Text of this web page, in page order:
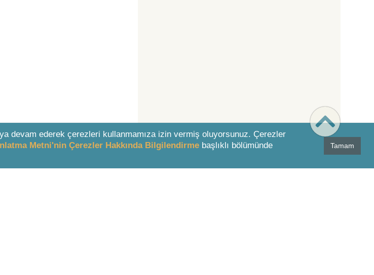
devam ederek çerezleri kullanmamıza izin vermiş oluyorsunuz. Çerezler
Metni'nin Çerezler Hakkında Bilgilendirme başlıklı bölümünde
Tamam